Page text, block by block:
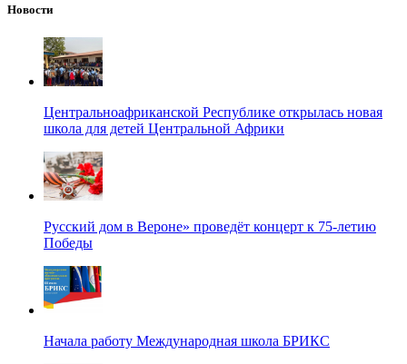
Новости
Центральноафриканской Республике открылась новая
школа для детей Центральной Африки
Русский дом в Вероне» проведёт концерт к 75-летию
Победы
Начала работу Международная школа БРИКС